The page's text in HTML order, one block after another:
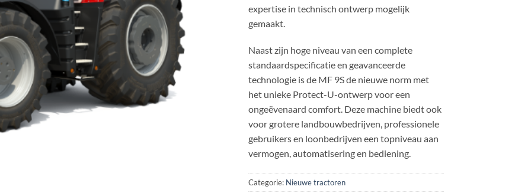
expertise in technisch ontwerp mogelijk
gemaakt.
Naast zijn hoge niveau van een complete
standaardspecificatie en geavanceerde
technologie is de MF 9S de nieuwe norm met
het unieke Protect-U-ontwerp voor een
ongeëvenaard comfort. Deze machine biedt ook
voor grotere landbouwbedrijven, professionele
gebruikers en loonbedrijven een topniveau aan
vermogen, automatisering en bediening.
Categorie: Nieuwe tractoren